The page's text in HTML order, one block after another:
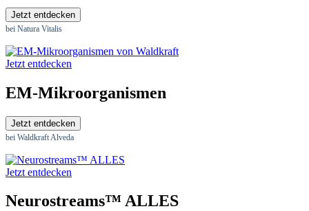
Jetzt entdecken
bei Natura Vitalis
Jetzt entdecken
EM-Mikroorganismen
Jetzt entdecken
bei Waldkraft Alveda
Jetzt entdecken
Neurostreams™ ALLES